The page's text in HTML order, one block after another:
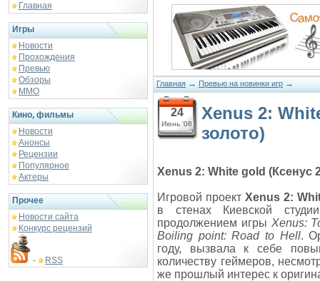
Главная
Игры
Новости
Прохождения
Превью
Обзоры
ММО
Кино, фильмы
Новости
Анонсы
Рецензии
Популярное
Актеры
Прочее
Новости сайта
Конкурс рецензий
- RSS
Главная → Превью на новинки игр →
24
Июнь '08
Xenus 2:
золото)
Xenus 2: White gold
Игровой проект Xenus 2:
в стенах Киевской
продолжением игры Xenus:
Boiling point: Road to Hell.
году, вызвала к себе
количеству геймеров,
же прошлый интерес к